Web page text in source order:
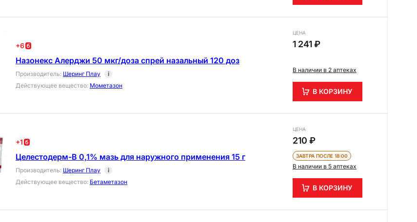
+6
Назонекс Алерджи 50 мкг/доза спрей назальный 120 доз
Производитель: Шеринг Плау
i
Действующее вещество: Мометазон
ЦЕНА
1 241 ₽
В наличии в 2 аптеках
В КОРЗИНУ
+1
Целестодерм-В 0,1% мазь для наружного применения 15 г
Производитель: Шеринг Плау
i
Действующее вещество: Бетаметазон
ЦЕНА
210 ₽
ЗАВТРА ПОСЛЕ 18:00
В наличии в 5 аптеках
В КОРЗИНУ